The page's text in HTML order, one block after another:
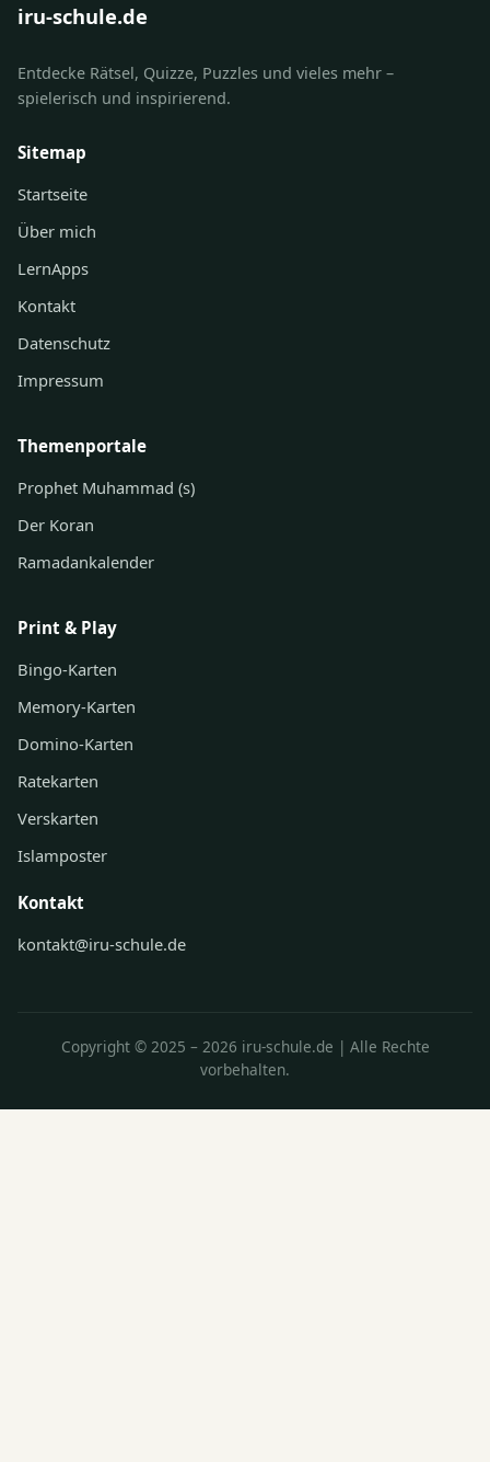
iru-schule.de
Entdecke Rätsel, Quizze, Puzzles und vieles mehr –
spielerisch und inspirierend.
Sitemap
Startseite
Über mich
LernApps
Kontakt
Datenschutz
Impressum
Themenportale
Prophet Muhammad (s)
Der Koran
Ramadankalender
Print & Play
Bingo-Karten
Memory-Karten
Domino-Karten
Ratekarten
Verskarten
Islamposter
Kontakt
kontakt@iru-schule.de
Copyright © 2025 – 2026 iru-schule.de | Alle Rechte
vorbehalten.